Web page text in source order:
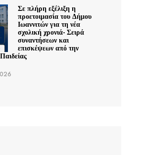
Σε πλήρη εξέλιξη η
προετοιμασία του Δήμου
Ιωαννιτών για τη νέα
σχολική χρονιά- Σειρά
συναντήσεων και
επισκέψεων από την